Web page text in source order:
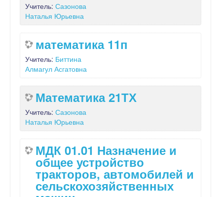
Учитель: Сазонова
Наталья Юрьевна
математика 11п
Учитель: Биттина
Алмагул Асгатовна
Математика 21ТХ
Учитель: Сазонова
Наталья Юрьевна
МДК 01.01 Назначение и
общее устройство
тракторов, автомобилей и
сельскохозяйственных